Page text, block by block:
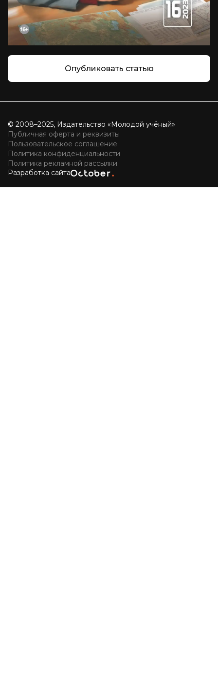
Опубликовать статью
© 2008–2025, Издательство «Молодой учёный»
Публичная оферта и реквизиты
Пользовательское соглашение
Политика конфиденциальности
Политика рекламной рассылки
Разработка сайта